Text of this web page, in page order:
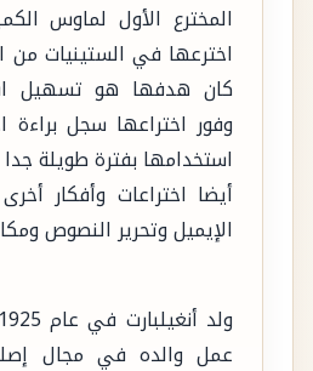
المخترع الأول لماوس
اخترعها في الستينيات
كان هدفها هو تسهيل
وفور اختراعها سجل
استخدامها بفترة طويلة جدا
أيضا اختراعات وأفكار
الإيميل وتحرير النصوص
عمل والده في مجال